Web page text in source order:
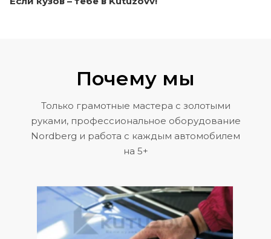
Почему мы
Только грамотные мастера с золотыми
руками, профессиональное оборудование
Nordberg и работа с каждым автомобилем
на 5+